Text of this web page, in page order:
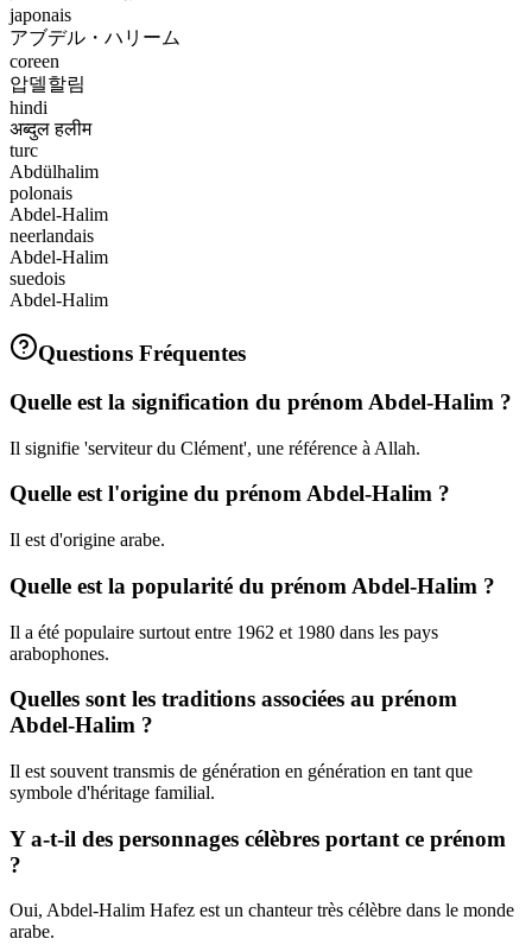
japonais
アブデル・ハリーム
coreen
압델할림
hindi
अब्दुल हलीम
turc
Abdülhalim
polonais
Abdel-Halim
neerlandais
Abdel-Halim
suedois
Abdel-Halim
Questions Fréquentes
Quelle est la signification du prénom Abdel-Halim ?
Il signifie 'serviteur du Clément', une référence à Allah.
Quelle est l'origine du prénom Abdel-Halim ?
Il est d'origine arabe.
Quelle est la popularité du prénom Abdel-Halim ?
Il a été populaire surtout entre 1962 et 1980 dans les pays
arabophones.
Quelles sont les traditions associées au prénom
Abdel-Halim ?
Il est souvent transmis de génération en génération en tant que
symbole d'héritage familial.
Y a-t-il des personnages célèbres portant ce prénom
?
Oui, Abdel-Halim Hafez est un chanteur très célèbre dans le monde
arabe.